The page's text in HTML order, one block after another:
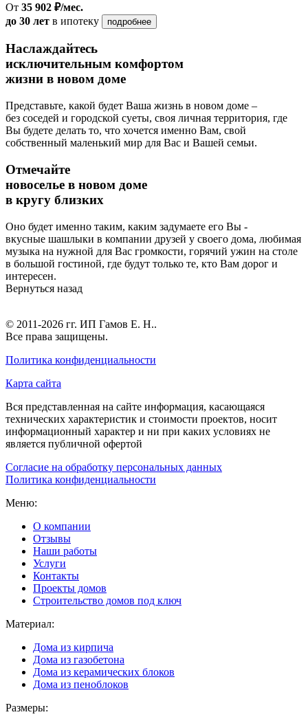
От 35 902 ₽/мес.
до 30 лет в ипотеку подробнее
Наслаждайтесь
исключительным комфортом
жизни в новом доме
Представьте, какой будет Ваша жизнь в новом доме –
без соседей и городской суеты, своя личная территория, где
Вы будете делать то, что хочется именно Вам, свой
собственный маленький мир для Вас и Вашей семьи.
Отмечайте
новоселье в новом доме
в кругу близких
Оно будет именно таким, каким задумаете его Вы -
вкусные шашлыки в компании друзей у своего дома, любимая
музыка на нужной для Вас громкости, горячий ужин на столе
в большой гостиной, где будут только те, кто Вам дорог и
интересен.
Вернуться назад
© 2011-2026 гг. ИП Гамов Е. Н..
Все права защищены.
Политика конфиденциальности
Карта сайта
Вся представленная на сайте информация, касающаяся
технических характеристик и стоимости проектов, носит
информационный характер и ни при каких условиях не
является публичной офертой
Согласие на обработку персональных данных
Политика конфиденциальности
Меню:
О компании
Отзывы
Наши работы
Услуги
Контакты
Проекты домов
Строительство домов под ключ
Материал:
Дома из кирпича
Дома из газобетона
Дома из керамических блоков
Дома из пеноблоков
Размеры: